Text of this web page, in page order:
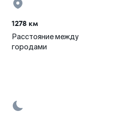
1278 км
Расстояние между
городами